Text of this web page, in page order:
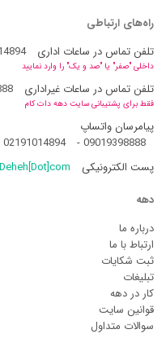
راه‌های ارتباطی
تلفن تماس در ساعات اداری
داخلی "صفر" یا "صد و یک" را وارد نمایید
تلفن تماس در ساعات غیراداری
فقط برای پشتیبانی سایت دهه دات کام
پیامرسان واتساپ
09019398888
-
02191014894
پست الکترونیکی
دهه
درباره ما
ارتباط با ما
ثبت شکایات
تبلیغات
کار در دهه
قوانین سایت
سوالات متداول